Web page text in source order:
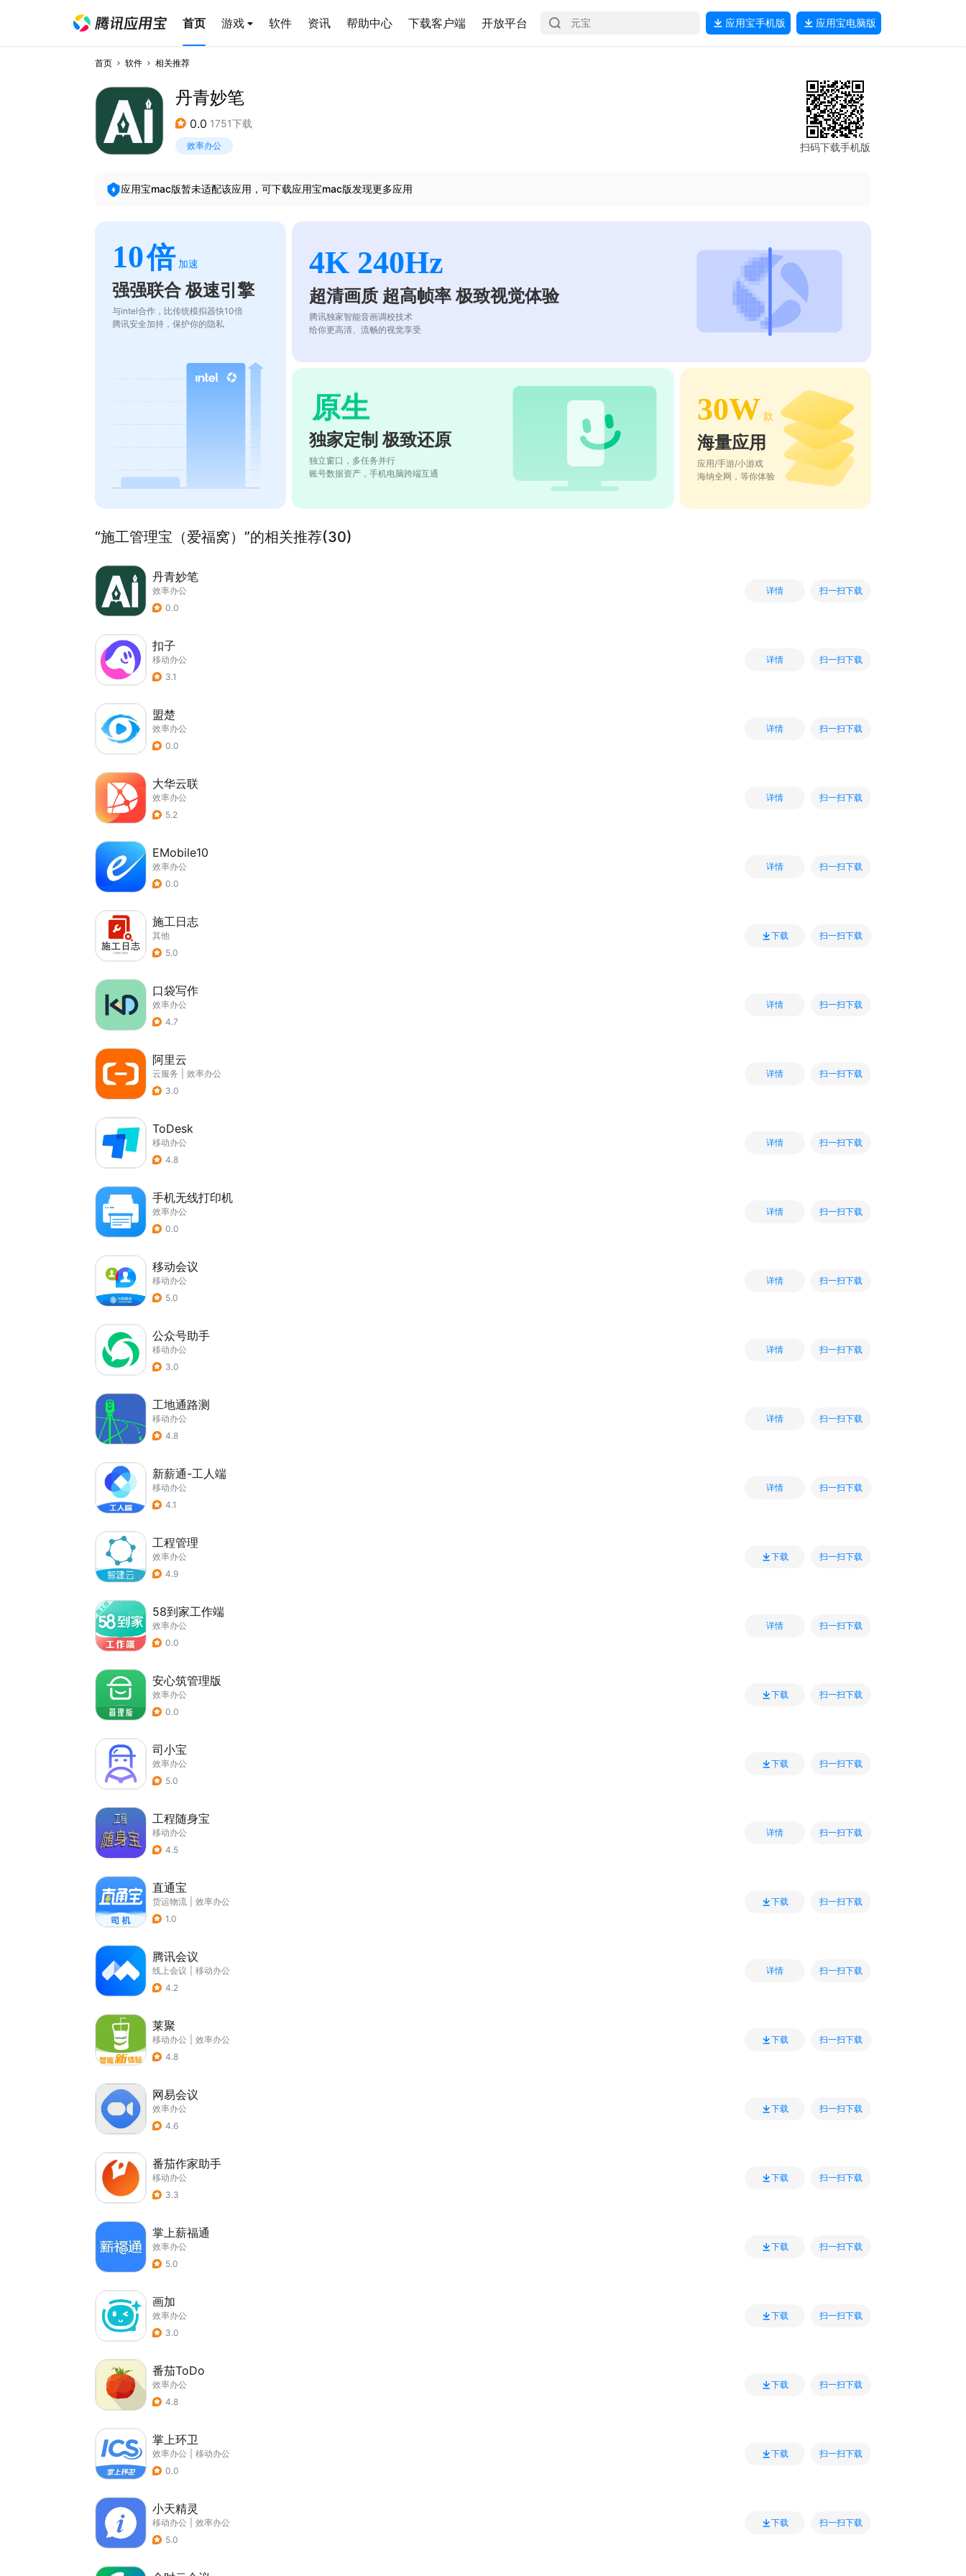
首页 游戏 软件 资讯 帮助中心 下载客户端 开放平台 应用宝手机版 应用宝电脑版
首页 软件 相关推荐
丹青妙笔
0.0 1751下载
效率办公 扫码下载手机版
应用宝mac版暂未适配该应用，可下载应用宝mac版发现更多应用
10倍 加速
强强联合 极速引擎
与intel合作，比传统模拟器快10倍
腾讯安全加持，保护你的隐私
4K 240Hz
超清画质 超高帧率 极致视觉体验
腾讯独家智能音画调校技术
给你更高清、流畅的视觉享受
原生
独家定制 极致还原
独立窗口，多任务并行
账号数据资产，手机电脑跨端互通
30W 款
海量应用
应用/手游/小游戏
海纳全网，等你体验
“施工管理宝（爱福窝）”的相关推荐(30)
丹青妙笔
效率办公
0.0
详情 扫一扫下载
扣子
移动办公
3.1
详情 扫一扫下载
盟楚
效率办公
0.0
详情 扫一扫下载
大华云联
效率办公
5.2
详情 扫一扫下载
EMobile10
效率办公
0.0
详情 扫一扫下载
施工日志
其他
5.0
下载 扫一扫下载
口袋写作
效率办公
4.7
详情 扫一扫下载
阿里云
云服务
效率办公
3.0
详情 扫一扫下载
ToDesk
移动办公
4.8
详情 扫一扫下载
手机无线打印机
效率办公
0.0
详情 扫一扫下载
移动会议
移动办公
5.0
详情 扫一扫下载
公众号助手
移动办公
3.0
详情 扫一扫下载
工地通路测
移动办公
4.8
详情 扫一扫下载
新薪通-工人端
移动办公
4.1
详情 扫一扫下载
工程管理
效率办公
4.9
下载 扫一扫下载
58到家工作端
效率办公
0.0
详情 扫一扫下载
安心筑管理版
效率办公
0.0
下载 扫一扫下载
司小宝
效率办公
5.0
下载 扫一扫下载
工程随身宝
移动办公
4.5
详情 扫一扫下载
直通宝
货运物流
效率办公
1.0
下载 扫一扫下载
腾讯会议
线上会议
移动办公
4.2
详情 扫一扫下载
莱聚
移动办公
效率办公
4.8
下载 扫一扫下载
网易会议
效率办公
4.6
下载 扫一扫下载
番茄作家助手
移动办公
3.3
下载 扫一扫下载
掌上薪福通
效率办公
5.0
下载 扫一扫下载
画加
效率办公
3.0
下载 扫一扫下载
番茄ToDo
效率办公
4.8
下载 扫一扫下载
掌上环卫
效率办公
移动办公
0.0
下载 扫一扫下载
小天精灵
移动办公
效率办公
5.0
下载 扫一扫下载